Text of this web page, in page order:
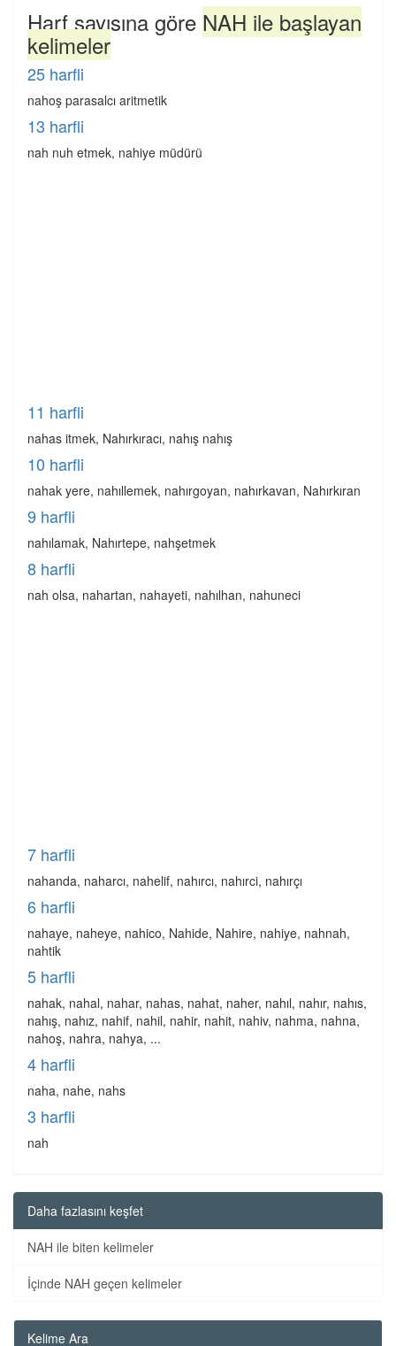
Harf sayısına göre NAH ile başlayan
kelimeler
25 harfli
nahoş parasalcı aritmetik
13 harfli
nah nuh etmek, nahiye müdürü
11 harfli
nahas itmek, Nahırkıracı, nahış nahış
10 harfli
nahak yere, nahıllemek, nahırgoyan, nahırkavan, Nahırkıran
9 harfli
nahılamak, Nahırtepe, nahşetmek
8 harfli
nah olsa, nahartan, nahayeti, nahılhan, nahuneci
7 harfli
nahanda, naharcı, nahelif, nahırcı, nahırci, nahırçı
6 harfli
nahaye, naheye, nahico, Nahide, Nahire, nahiye, nahnah,
nahtik
5 harfli
nahak, nahal, nahar, nahas, nahat, naher, nahıl, nahır, nahıs,
nahış, nahız, nahif, nahil, nahir, nahit, nahiv, nahma, nahna,
nahoş, nahra, nahya, ...
4 harfli
naha, nahe, nahs
3 harfli
nah
Daha fazlasını keşfet
NAH ile biten kelimeler
İçinde NAH geçen kelimeler
Kelime Ara